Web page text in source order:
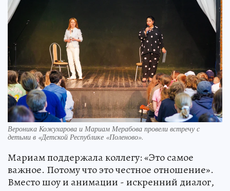
Вероника Кожухарова и Мариам Мерабова провели встречу с
детьми в «Детской Республике «Поленово».
Мариам поддержала коллегу: «Это самое
важное. Потому что это честное отношение».
Вместо шоу и анимации - искренний диалог,